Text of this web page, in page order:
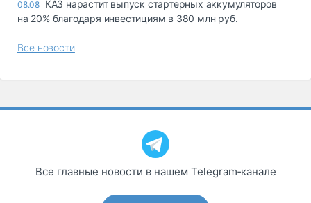
08.08 КАЗ нарастит выпуск стартерных аккумуляторов
на 20% благодаря инвестициям в 380 млн руб.
Все новости
Все главные новости в нашем Telegram‑канале